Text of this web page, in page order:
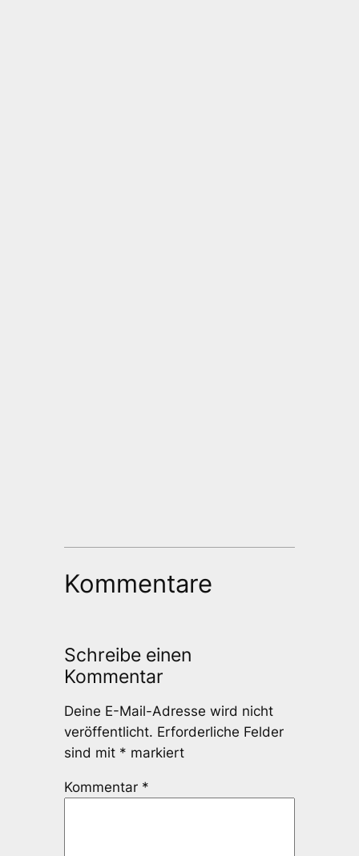
Kommentare
Schreibe einen
Kommentar
Deine E-Mail-Adresse wird nicht
veröffentlicht. Erforderliche Felder
sind mit * markiert
Kommentar *